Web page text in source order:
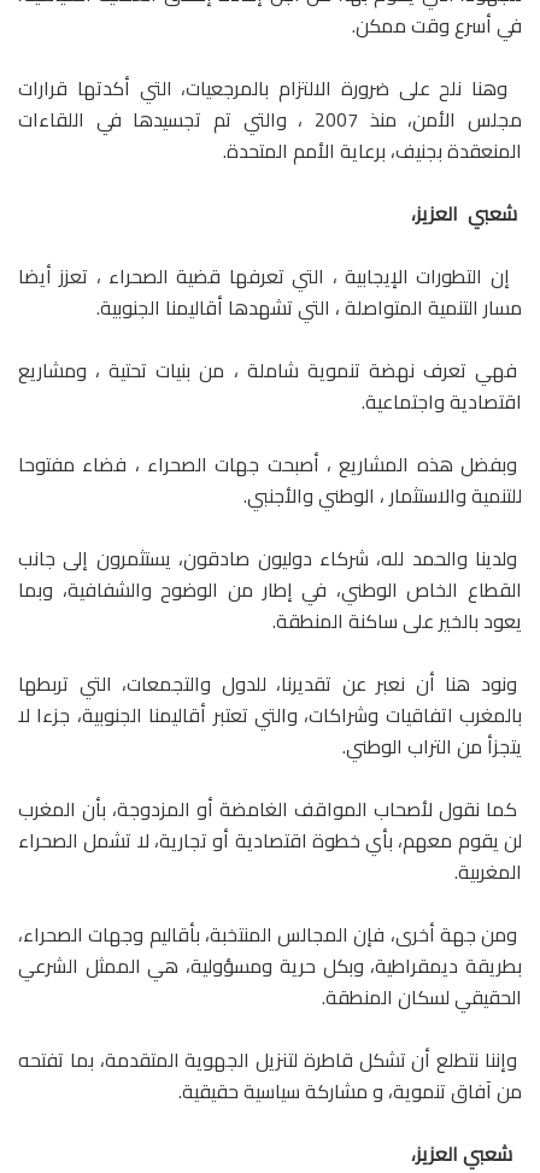
في أسرع وقت ممكن.
وهنا نلح على ضرورة الالتزام بالمرجعيات، التي أكدتها قرارات
مجلس الأمن، منذ 2007 ، والتي تم تجسيدها في اللقاءات
المنعقدة بجنيف، برعاية الأمم المتحدة.
شعبي العزيز،
إن التطورات الإيجابية ، التي تعرفها قضية الصحراء ، تعزز أيضا
مسار التنمية المتواصلة ، التي تشهدها أقاليمنا الجنوبية.
فهي تعرف نهضة تنموية شاملة ، من بنيات تحتية ، ومشاريع
اقتصادية واجتماعية.
وبفضل هذه المشاريع ، أصبحت جهات الصحراء ، فضاء مفتوحا
للتنمية والاستثمار ، الوطني والأجنبي.
ولدينا والحمد لله، شرکاء دوليون صادقون، يستثمرون إلى جانب
القطاع الخاص الوطني، في إطار من الوضوح والشفافية، وبما
يعود بالخير على ساكنة المنطقة.
ونود هنا أن نعبر عن تقديرنا، للدول والتجمعات، التي تربطها
بالمغرب اتفاقيات وشراكات، والتي تعتبر أقاليمنا الجنوبية، جزءا لا
يتجزأ من التراب الوطني.
كما نقول لأصحاب المواقف الغامضة أو المزدوجة، بأن المغرب
لن يقوم معهم، بأي خطوة اقتصادية أو تجارية، لا تشمل الصحراء
المغربية.
ومن جهة أخرى، فإن المجالس المنتخبة، بأقاليم وجهات الصحراء،
بطريقة ديمقراطية، وبكل حرية ومسؤولية، هي الممثل الشرعي
الحقيقي لسكان المنطقة.
وإننا نتطلع أن تشكل قاطرة لتنزيل الجهوية المتقدمة، بما تفتحه
من آفاق تنموية، و مشاركة سياسية حقيقية.
شعبي العزيز،